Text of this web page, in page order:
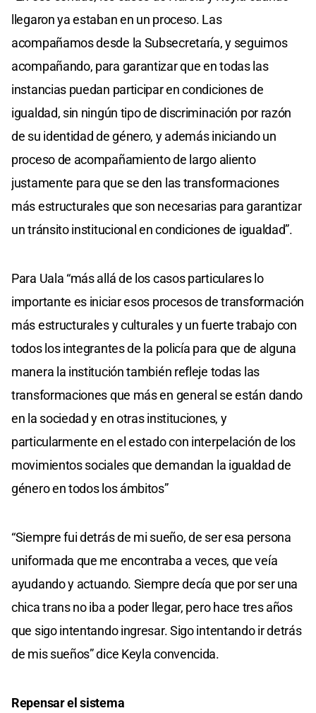
llegaron ya estaban en un proceso. Las
acompañamos desde la Subsecretaría, y seguimos
acompañando, para garantizar que en todas las
instancias puedan participar en condiciones de
igualdad, sin ningún tipo de discriminación por razón
de su identidad de género, y además iniciando un
proceso de acompañamiento de largo aliento
justamente para que se den las transformaciones
más estructurales que son necesarias para garantizar
un tránsito institucional en condiciones de igualdad”.
Para Uala “más allá de los casos particulares lo
importante es iniciar esos procesos de transformación
más estructurales y culturales y un fuerte trabajo con
todos los integrantes de la policía para que de alguna
manera la institución también refleje todas las
transformaciones que más en general se están dando
en la sociedad y en otras instituciones, y
particularmente en el estado con interpelación de los
movimientos sociales que demandan la igualdad de
género en todos los ámbitos”
“Siempre fui detrás de mi sueño, de ser esa persona
uniformada que me encontraba a veces, que veía
ayudando y actuando. Siempre decía que por ser una
chica trans no iba a poder llegar, pero hace tres años
que sigo intentando ingresar. Sigo intentando ir detrás
de mis sueños” dice Keyla convencida.
Repensar el sistema